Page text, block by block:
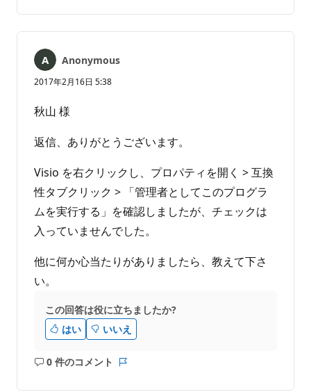
ト
あ
り
ト
Anonymous
2017年2月16日 5:38
秋山 様
返信、ありがとうございます。
Visio を右クリックし、プロパティを開く > 互換
性タブクリック > 「管理者としてこのプログラ
ムを実行する」を確認しましたが、チェックは
入っていませんでした。
他に何か心当たりがありましたら、教えて下さ
い。
この回答は役に立ちましたか?
はい
いいえ
0 件のコメント
コ